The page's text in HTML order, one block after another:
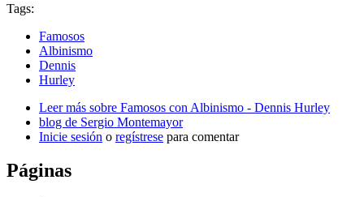
Tags:
Famosos
Albinismo
Dennis
Hurley
Leer más sobre Famosos con Albinismo - Dennis Hurley
blog de Sergio Montemayor
Inicie sesión o regístrese para comentar
Páginas